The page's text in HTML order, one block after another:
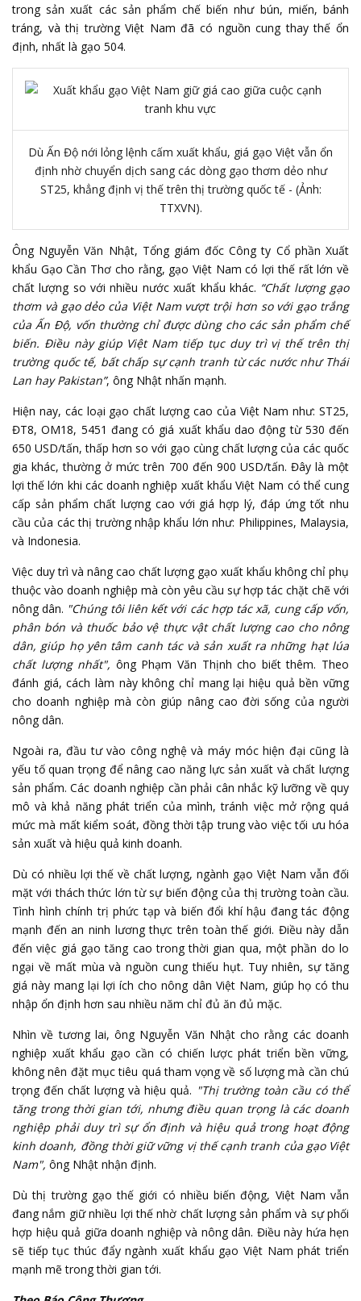
trong sản xuất các sản phẩm chế biến như bún, miến, bánh
tráng, và thị trường Việt Nam đã có nguồn cung thay thế ổn
định, nhất là gạo 504.
Dù Ấn Độ nới lỏng lệnh cấm xuất khẩu, giá gạo Việt vẫn ổn
định nhờ chuyển dịch sang các dòng gạo thơm dẻo như
ST25, khẳng định vị thế trên thị trường quốc tế - (Ảnh:
TTXVN).
Ông Nguyễn Văn Nhật, Tổng giám đốc Công ty Cổ phần Xuất
khẩu Gạo Cần Thơ cho rằng, gạo Việt Nam có lợi thế rất lớn về
chất lượng so với nhiều nước xuất khẩu khác. “Chất lượng gạo
thơm và gạo dẻo của Việt Nam vượt trội hơn so với gạo trắng
của Ấn Độ, vốn thường chỉ được dùng cho các sản phẩm chế
biến. Điều này giúp Việt Nam tiếp tục duy trì vị thế trên thị
trường quốc tế, bất chấp sự cạnh tranh từ các nước như Thái
Lan hay Pakistan”, ông Nhật nhấn mạnh.
Hiện nay, các loại gạo chất lượng cao của Việt Nam như: ST25,
ĐT8, OM18, 5451 đang có giá xuất khẩu dao động từ 530 đến
650 USD/tấn, thấp hơn so với gạo cùng chất lượng của các quốc
gia khác, thường ở mức trên 700 đến 900 USD/tấn. Đây là một
lợi thế lớn khi các doanh nghiệp xuất khẩu Việt Nam có thể cung
cấp sản phẩm chất lượng cao với giá hợp lý, đáp ứng tốt nhu
cầu của các thị trường nhập khẩu lớn như: Philippines, Malaysia,
và Indonesia.
Việc duy trì và nâng cao chất lượng gạo xuất khẩu không chỉ phụ
thuộc vào doanh nghiệp mà còn yêu cầu sự hợp tác chặt chẽ với
nông dân. "Chúng tôi liên kết với các hợp tác xã, cung cấp vốn,
phân bón và thuốc bảo vệ thực vật chất lượng cao cho nông
dân, giúp họ yên tâm canh tác và sản xuất ra những hạt lúa
chất lượng nhất", ông Phạm Văn Thịnh cho biết thêm. Theo
đánh giá, cách làm này không chỉ mang lại hiệu quả bền vững
cho doanh nghiệp mà còn giúp nâng cao đời sống của người
nông dân.
Ngoài ra, đầu tư vào công nghệ và máy móc hiện đại cũng là
yếu tố quan trọng để nâng cao năng lực sản xuất và chất lượng
sản phẩm. Các doanh nghiệp cần phải cân nhắc kỹ lưỡng về quy
mô và khả năng phát triển của mình, tránh việc mở rộng quá
mức mà mất kiểm soát, đồng thời tập trung vào việc tối ưu hóa
sản xuất và hiệu quả kinh doanh.
Dù có nhiều lợi thế về chất lượng, ngành gạo Việt Nam vẫn đối
mặt với thách thức lớn từ sự biến động của thị trường toàn cầu.
Tình hình chính trị phức tạp và biến đổi khí hậu đang tác động
mạnh đến an ninh lương thực trên toàn thế giới. Điều này dẫn
đến việc giá gạo tăng cao trong thời gian qua, một phần do lo
ngại về mất mùa và nguồn cung thiếu hụt. Tuy nhiên, sự tăng
giá này mang lại lợi ích cho nông dân Việt Nam, giúp họ có thu
nhập ổn định hơn sau nhiều năm chỉ đủ ăn đủ mặc.
Nhìn về tương lai, ông Nguyễn Văn Nhật cho rằng các doanh
nghiệp xuất khẩu gạo cần có chiến lược phát triển bền vững,
không nên đặt mục tiêu quá tham vọng về số lượng mà cần chú
trọng đến chất lượng và hiệu quả. "Thị trường toàn cầu có thể
tăng trong thời gian tới, nhưng điều quan trọng là các doanh
nghiệp phải duy trì sự ổn định và hiệu quả trong hoạt động
kinh doanh, đồng thời giữ vững vị thế cạnh tranh của gạo Việt
Nam", ông Nhật nhận định.
Dù thị trường gạo thế giới có nhiều biến động, Việt Nam vẫn
đang nắm giữ nhiều lợi thế nhờ chất lượng sản phẩm và sự phối
hợp hiệu quả giữa doanh nghiệp và nông dân. Điều này hứa hẹn
sẽ tiếp tục thúc đẩy ngành xuất khẩu gạo Việt Nam phát triển
mạnh mẽ trong thời gian tới.